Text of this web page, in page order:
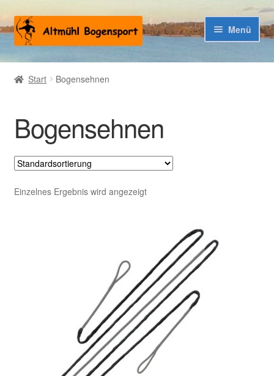
Zur
Navigation
springen
Zum
Inhalt
springen
Menü
Warenkorb
Start Bogensehnen
Bogensehnen
Einzelnes Ergebnis wird angezeigt